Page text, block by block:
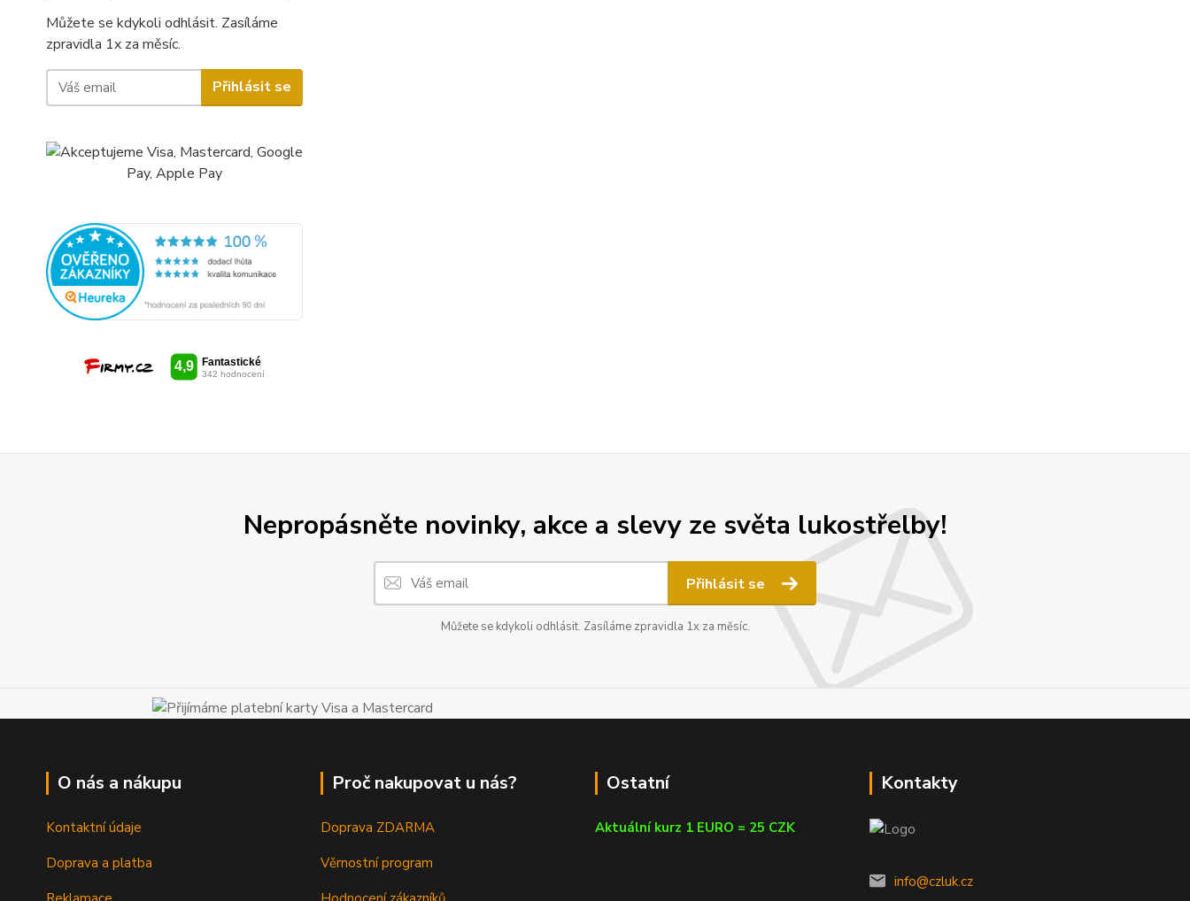
Můžete se kdykoli odhlásit. Zasíláme
zpravidla 1x za měsíc.
Přihlásit se
Nepropásněte novinky, akce a slevy ze světa lukostřelby!
Přihlásit se
Můžete se kdykoli odhlásit. Zasíláme zpravidla 1x za měsíc.
O nás a nákupu
Kontaktní údaje
Doprava a platba
Proč nakupovat u nás?
Doprava ZDARMA
Věrnostní program
Ostatní
Aktuální kurz 1 EURO = 25 CZK
Kontakty
info@czluk.cz